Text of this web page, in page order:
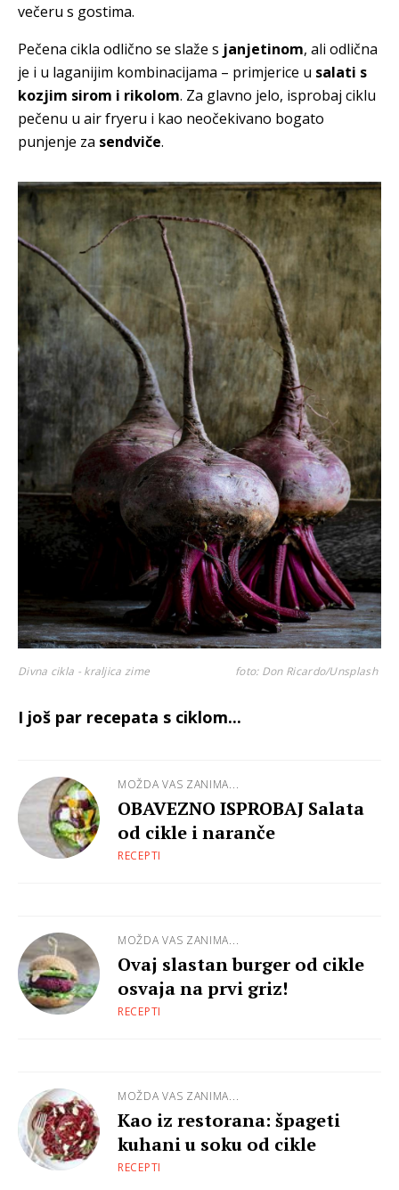
večeru s gostima.
Pečena cikla odlično se slaže s janjetinom, ali odlična
je i u laganijim kombinacijama – primjerice u salati s
kozjim sirom i rikolom. Za glavno jelo, isprobaj ciklu
pečenu u air fryeru i kao neočekivano bogato
punjenje za sendviče.
Divna cikla - kraljica zime foto: Don Ricardo/Unsplash
I još par recepata s ciklom...
MOŽDA VAS ZANIMA...
OBAVEZNO ISPROBAJ Salata
od cikle i naranče
RECEPTI
MOŽDA VAS ZANIMA...
Ovaj slastan burger od cikle
osvaja na prvi griz!
RECEPTI
MOŽDA VAS ZANIMA...
Kao iz restorana: špageti
kuhani u soku od cikle
RECEPTI